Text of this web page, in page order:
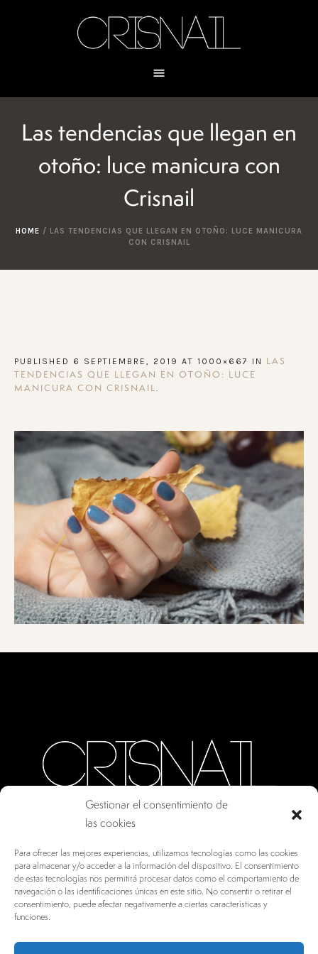
Gestionar el consentimiento de
las cookies
Para ofrecer las mejores experiencias, utilizamos tecnologías como las cookies
para almacenar y/o acceder a la información del dispositivo. El consentimiento
de estas tecnologías nos permitirá procesar datos como el comportamiento de
navegación o las identificaciones únicas en este sitio. No consentir o retirar el
consentimiento, puede afectar negativamente a ciertas características y
funciones.
Las tendencias que llegan en
otoño: luce manicura con
Crisnail
HOME / LAS TENDENCIAS QUE LLEGAN EN OTOÑO: LUCE MANICURA
CON CRISNAIL
PUBLISHED 6 SEPTIEMBRE, 2019 AT 1000×667 IN
LAS
TENDENCIAS QUE LLEGAN EN OTOÑO: LUCE
MANICURA CON CRISNAIL.
28770, ESPAÑA
INFO@DRV.ES
+34 902 100 021